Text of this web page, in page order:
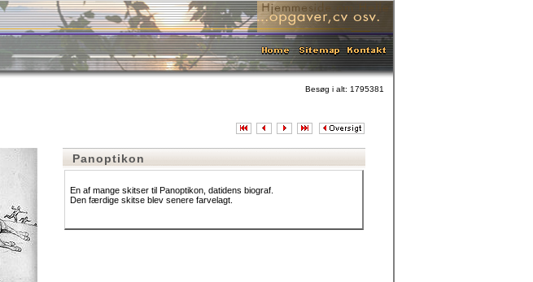
Besøg i alt: 1795381
Panoptikon
En af mange skitser til Panoptikon, datidens biograf.
Den færdige skitse blev senere farvelagt.